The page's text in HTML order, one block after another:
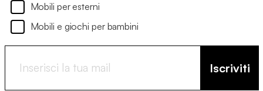
Mobili per esterni
Mobili e giochi per bambini
Iscriviti